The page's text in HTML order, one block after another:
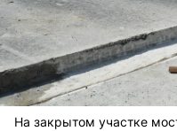
На закрытом участке